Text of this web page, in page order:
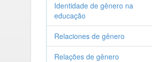
Identidade de gênero na
educação
Relaciones de gênero
Relações de gênero